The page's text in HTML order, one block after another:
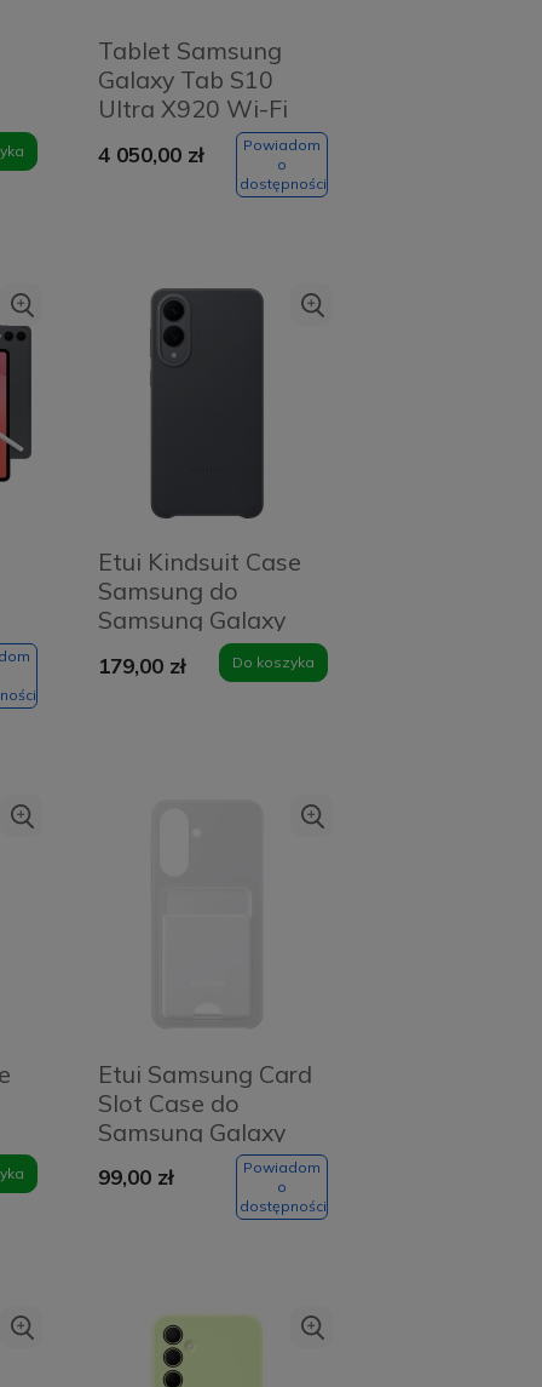
Tablet Samsung
Galaxy Tab S10
Ultra X920 Wi-Fi
14.6" 12/512GB S-
Pen Srebrny - Silver
4 050,00 zł
Powiadom
o
dostępności
Etui Kindsuit Case
Samsung do
Samsung Galaxy
S25 Edge Czarne -
Black
179,00 zł Do koszyka
Etui Samsung Card
Slot Case do
Samsung Galaxy
A37 Jasnoszare -
Light grey
99,00 zł
Powiadom
o
dostępności